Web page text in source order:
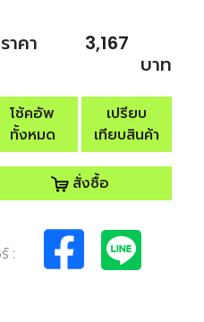
ราคา
3,167
บาท
โช้คอัพ
ทั้งหมด
เปรียบ
เทียบสินค้า
สั่งซื้อ
: